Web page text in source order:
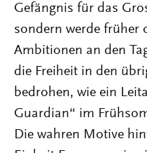
Gefängnis für das
sondern werde früher
Ambitionen an den
die Freiheit in den
bedrohen, wie ein
Guardian“ im
Die wahren Motive